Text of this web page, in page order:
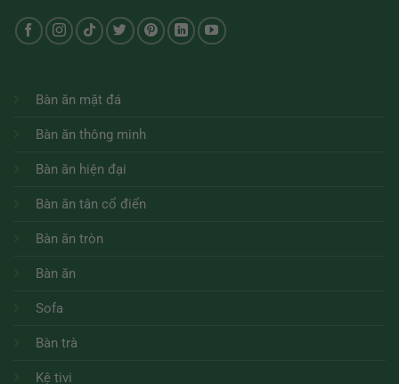
Bàn ăn mặt đá
Bàn ăn thông minh
Bàn ăn hiện đại
Bàn ăn tân cổ điển
Bàn ăn tròn
Bàn ăn
Sofa
Bàn trà
Kệ tivi